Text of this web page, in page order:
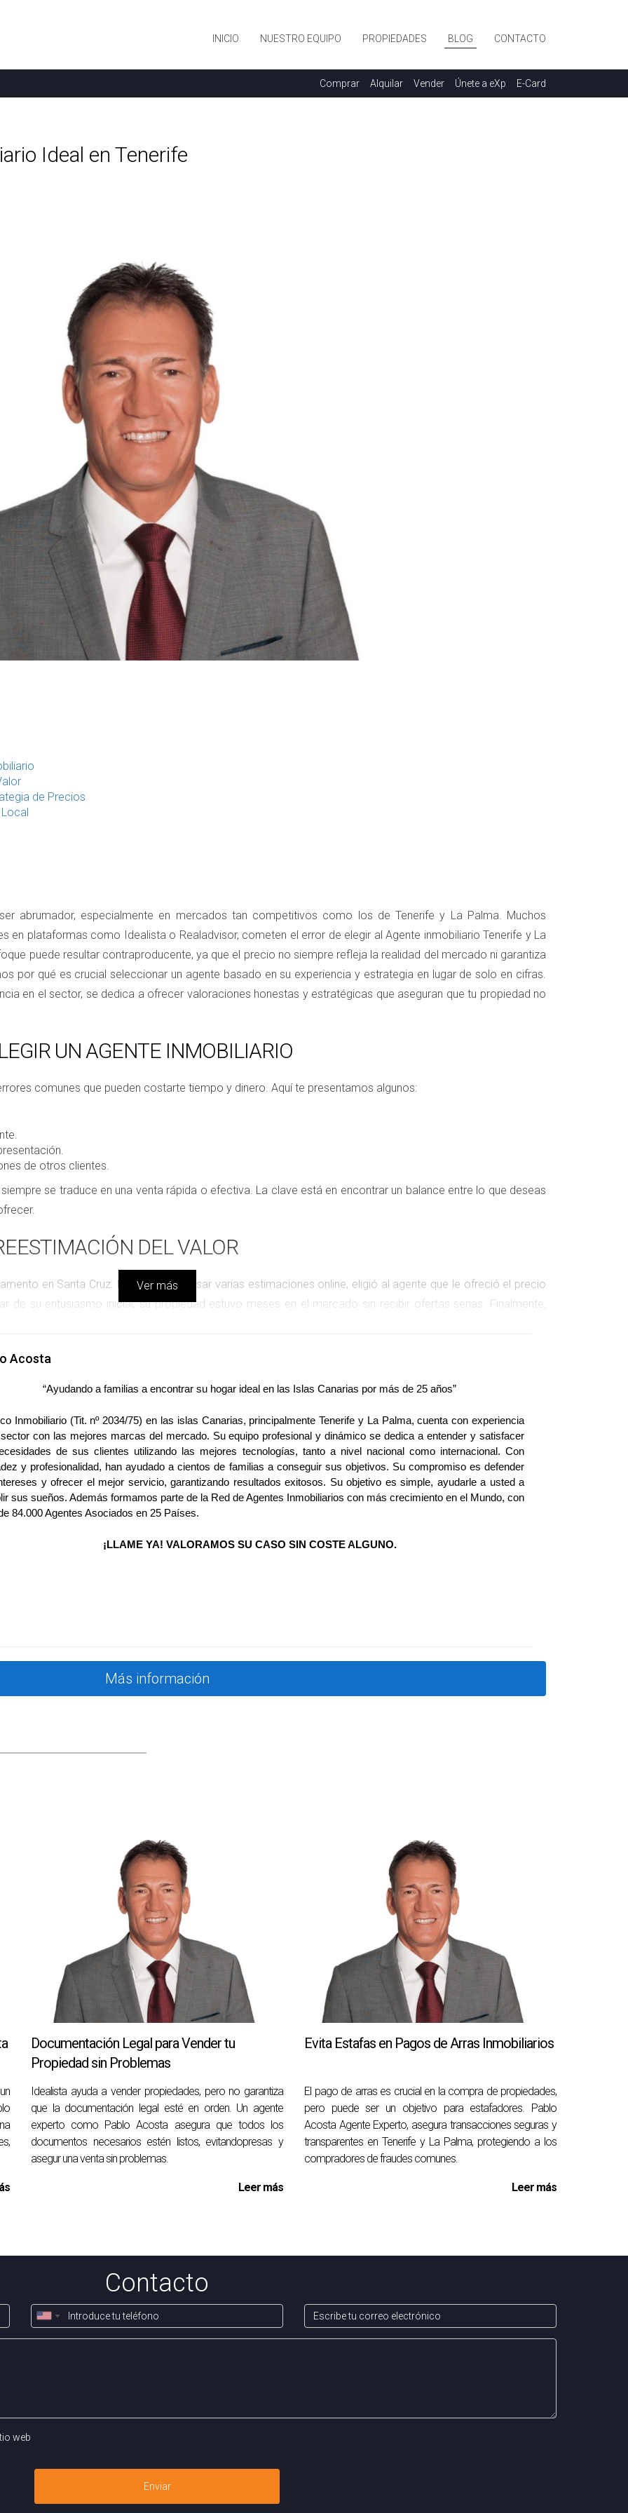
INICIO NUESTRO EQUIPO PROPIEDADES BLOG CONTACTO
Comprar Alquilar Vender Únete a eXp E-Card
Ideal en Tenerife
de Precios
abrumador, especialmente en mercados tan competitivos como los de Tenerife y La Palma. Muchos
en plataformas como Idealista o Realadvisor, cometen el error de elegir al Agente inmobiliario Tenerife y La
puede resultar contraproducente, ya que el precio no siempre refleja la realidad del mercado ni garantiza
por qué es crucial seleccionar un agente basado en su experiencia y estrategia en lugar de solo en cifras.
en el sector, se dedica a ofrecer valoraciones honestas y estratégicas que aseguran que tu propiedad no
UN AGENTE INMOBILIARIO
comunes que pueden costarte tiempo y dinero. Aquí te presentamos algunos:
de otros clientes.
se traduce en una venta rápida o efectiva. La clave está en encontrar un balance entre lo que deseas
DEL VALOR
en Santa Cruz. Después de revisar varias estimaciones online, eligió al agente que le ofreció el precio
de su entusiasmo inicial, su propiedad estuvo meses en el mercado sin recibir ofertas serias. Finalmente,
precio competitivo que atraiga a los compradores adecuados.
DE LA ESTRATEGIA DE PRECIOS
casa familiar en La Laguna. Al principio, optó por un agente que le prometió una venta rápida a un precio
sin interés, decidió cambiar a Pablo Acosta. Pablo realizó un análisis exhaustivo del mercado local y
y tendencias actuales. Con una nueva valoración justa y atractiva, Miguel vio cómo las visitas
en menos de un mes. Este caso demuestra cómo una estrategia bien fundamentada puede marcar la
exitoso.
DE LA EXPERIENCIA LOCAL
y el conocimiento del mercado local para garantizar una venta exitosa. Con más de 20 años ayudando a
ofrecerte una valoración honesta y estratégica. No permitas que tu propiedad se estanque por un
para descubrir cómo puede ayudarte a alcanzar tus objetivos inmobiliarios. Si estás listo para dar el
a Pablo Acosta! Su experiencia te guiará hacia una transacción fluida y satisfactoria.
inmobiliario con experiencia?
las dinámicas del mercado local y ofrecerte estrategias efectivas para maximizar el valor de tu propiedad.
sobrevalorada?
experimentado puede ayudarte a determinar si tu precio está alineado con las tendencias actuales del
de mi casa?
y presenta tu propiedad bajo su mejor luz, aumentando así las posibilidades de venta rápida.
una propiedad?
ubicación y condiciones del mercado; Sin embargo, con la estrategia adecuada, puedes acelerar este
ofertas?
o tienes alguna otra pregunta sobre cómo vender tu casa eficazmente, ¡Contacta hoy mismo a
Ver más
Acosta
“Ayudando a familias a encontrar su hogar ideal en las Islas Canarias por más de 25 años”
Inmobiliario (Tit. nº 2034/75) en las islas Canarias, principalmente Tenerife y La Palma, cuenta con experiencia
con las mejores marcas del mercado. Su equipo profesional y dinámico se dedica a entender y satisfacer
de sus clientes utilizando las mejores tecnologías, tanto a nivel nacional como internacional. Con
y profesionalidad, han ayudado a cientos de familias a conseguir sus objetivos. Su compromiso es defender
y ofrecer el mejor servicio, garantizando resultados exitosos. Su objetivo es simple, ayudarle a usted a
sus sueños. Además formamos parte de la Red de Agentes Inmobiliarios con más crecimiento en el Mundo, con
84.000 Agentes Asociados en 25 Países.
¡LLAME YA! VALORAMOS SU CASO SIN COSTE ALGUNO.
Más información
Documentación Legal para Vender tu
Propiedad sin Problemas
Idealista ayuda a vender propiedades, pero no garantiza
que la documentación legal esté en orden. Un agente
experto como Pablo Acosta asegura que todos los
documentos necesarios estén listos, evitandopresas y
asegur una venta sin problemas.
Leer más
Evita Estafas en Pagos de Arras Inmobiliarios
El pago de arras es crucial en la compra de propiedades,
pero puede ser un objetivo para estafadores. Pablo
Acosta Agente Experto, asegura transacciones seguras y
transparentes en Tenerife y La Palma, protegiendo a los
compradores de fraudes comunes.
Leer más
Contacto
web
Enviar